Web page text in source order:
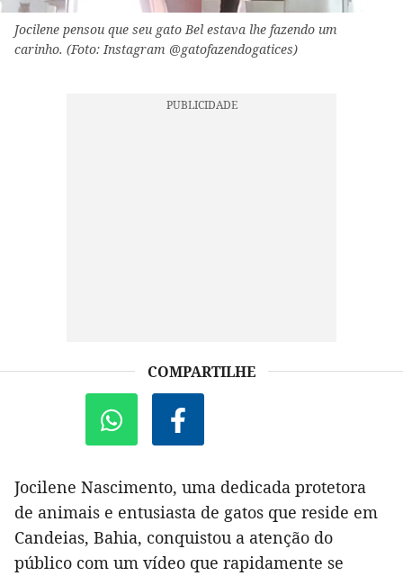
Jocilene pensou que seu gato Bel estava lhe fazendo um
carinho. (Foto: Instagram @gatofazendogatices)
COMPARTILHE
Jocilene Nascimento, uma dedicada protetora
de animais e entusiasta de gatos que reside em
Candeias, Bahia, conquistou a atenção do
público com um vídeo que rapidamente se